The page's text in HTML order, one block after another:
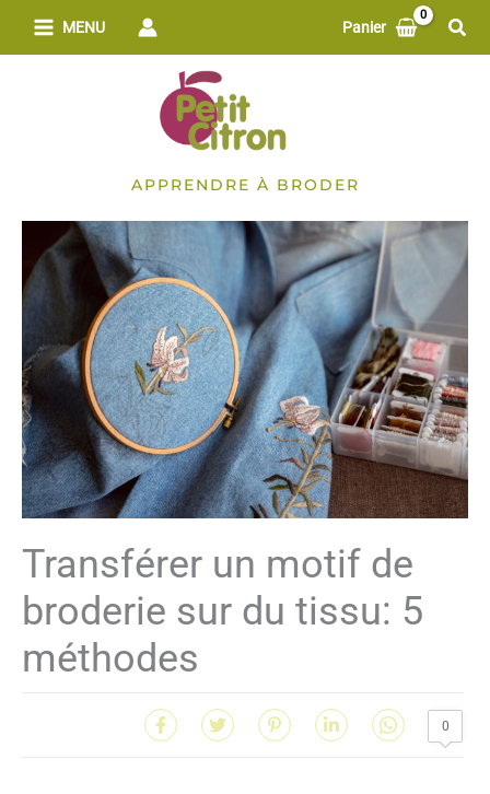
MENU Panier
APPRENDRE À BRODER
Transférer un motif de
broderie sur du tissu: 5
méthodes
0